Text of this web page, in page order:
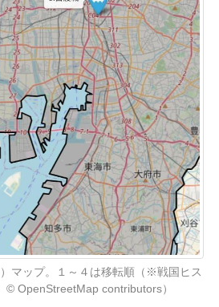
マップ。１～４は移転順（※戦国ヒス
© OpenStreetMap contributors）